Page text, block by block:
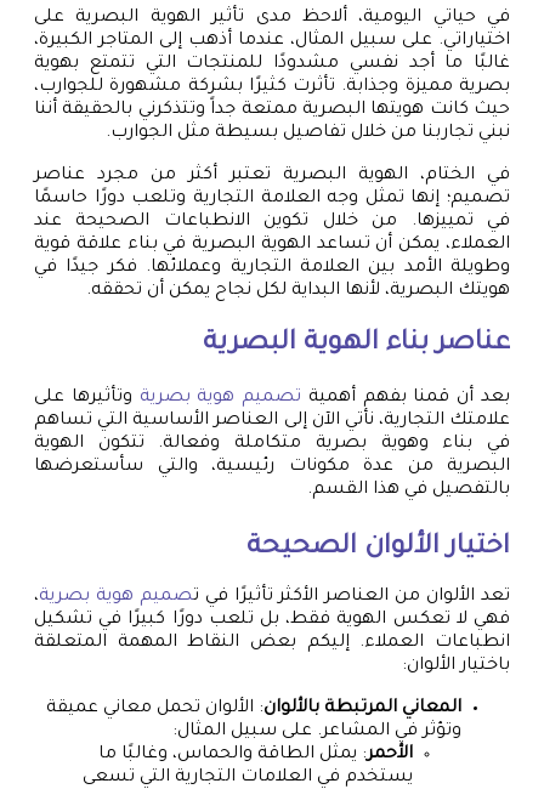
في حياتي اليومية، ألاحظ مدى تأثير الهوية البصرية على
اختياراتي. على سبيل المثال، عندما أذهب إلى المتاجر الكبيرة،
غالبًا ما أجد نفسي مشدودًا للمنتجات التي تتمتع بهوية
بصرية مميزة وجذابة. تأثرت كثيرًا بشركة مشهورة للجوارب،
حيث كانت هويتها البصرية ممتعة جداً وتتذكرني بالحقيقة أننا
نبني تجاربنا من خلال تفاصيل بسيطة مثل الجوارب.
في الختام، الهوية البصرية تعتبر أكثر من مجرد عناصر
تصميم؛ إنها تمثل وجه العلامة التجارية وتلعب دورًا حاسمًا
في تمييزها. من خلال تكوين الانطباعات الصحيحة عند
العملاء، يمكن أن تساعد الهوية البصرية في بناء علاقة قوية
وطويلة الأمد بين العلامة التجارية وعملائها. فكر جيدًا في
هويتك البصرية، لأنها البداية لكل نجاح يمكن أن تحققه.
عناصر بناء الهوية البصرية
بعد أن قمنا بفهم أهمية تصميم هوية بصرية وتأثيرها على
علامتك التجارية، نأتي الآن إلى العناصر الأساسية التي تساهم
في بناء وهوية بصرية متكاملة وفعالة. تتكون الهوية
البصرية من عدة مكونات رئيسية، والتي سأستعرضها
بالتفصيل في هذا القسم.
اختيار الألوان الصحيحة
تعد الألوان من العناصر الأكثر تأثيرًا في تصميم هوية بصرية،
فهي لا تعكس الهوية فقط، بل تلعب دورًا كبيرًا في تشكيل
انطباعات العملاء. إليكم بعض النقاط المهمة المتعلقة
باختيار الألوان:
المعاني المرتبطة بالألوان: الألوان تحمل معاني عميقة
وتؤثر في المشاعر. على سبيل المثال:
الأحمر: يمثل الطاقة والحماس، وغالبًا ما
يستخدم في العلامات التجارية التي تسعى